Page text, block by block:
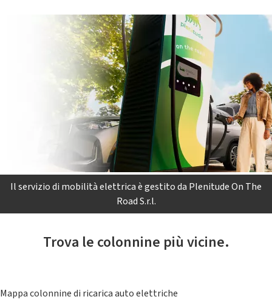
Il servizio di mobilità elettrica è gestito da Plenitude On The
Road S.r.l.
Trova le colonnine più vicine.
Mappa colonnine di ricarica auto elettriche